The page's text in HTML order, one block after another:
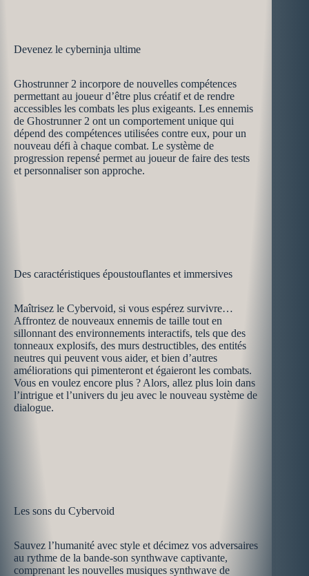
Devenez le cyberninja ultime
Ghostrunner 2 incorpore de nouvelles compétences
permettant au joueur d’être plus créatif et de rendre
accessibles les combats les plus exigeants. Les ennemis
de Ghostrunner 2 ont un comportement unique qui
dépend des compétences utilisées contre eux, pour un
nouveau défi à chaque combat. Le système de
progression repensé permet au joueur de faire des tests
et personnaliser son approche.
Des caractéristiques époustouflantes et immersives
Maîtrisez le Cybervoid, si vous espérez survivre…
Affrontez de nouveaux ennemis de taille tout en
sillonnant des environnements interactifs, tels que des
tonneaux explosifs, des murs destructibles, des entités
neutres qui peuvent vous aider, et bien d’autres
améliorations qui pimenteront et égaieront les combats.
Vous en voulez encore plus ? Alors, allez plus loin dans
l’intrigue et l’univers du jeu avec le nouveau système de
dialogue.
Les sons du Cybervoid
Sauvez l’humanité avec style et décimez vos adversaires
au rythme de la bande-son synthwave captivante,
comprenant les nouvelles musiques synthwave de